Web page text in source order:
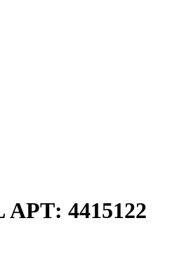
АРТ: 4415122